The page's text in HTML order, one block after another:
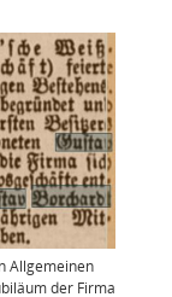
Allgemeinen
der Firma